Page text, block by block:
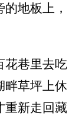
地板上，
花巷里去吃
畔草坪上休
重新走回藏